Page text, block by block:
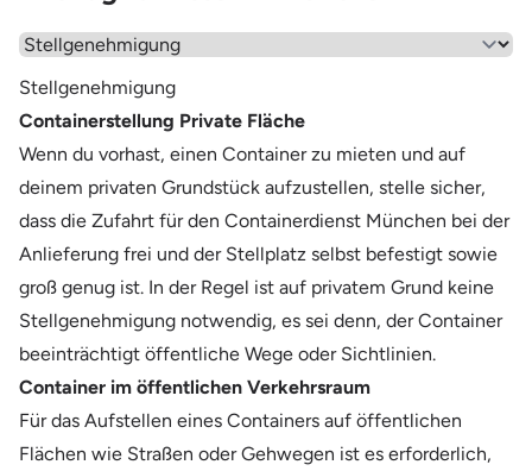
Franz Baumann - Der Entrümpler
Fritz Aquila Metall-Recycling e. K.
80993 München
Wähle einen Menüpunkt aus
Stellgenehmigung
Containerstellung Private Fläche
Wenn du vorhast, einen Container zu mieten und auf
deinem privaten Grundstück aufzustellen, stelle sicher,
dass die Zufahrt für den Containerdienst München bei der
Anlieferung frei und der Stellplatz selbst befestigt sowie
groß genug ist. In der Regel ist auf privatem Grund keine
Stellgenehmigung notwendig, es sei denn, der Container
beeinträchtigt öffentliche Wege oder Sichtlinien.
Container im öffentlichen Verkehrsraum
Für das Aufstellen eines Containers auf öffentlichen
Flächen wie Straßen oder Gehwegen ist es erforderlich,